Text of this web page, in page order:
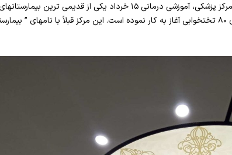
سقف کشسان بیمارستان پانزده خرداد بیمارستان ۱۵ خرداد مرکز پزشکی، آموزشی درمانی ۱۵ خرداد
مرکز قبل از سال ۱۳۲۰ ساخته شده و به صورت یک بیمارستان ۸۰ تختخوابی آغاز به کار نموده است. این مرکز قبلاً با